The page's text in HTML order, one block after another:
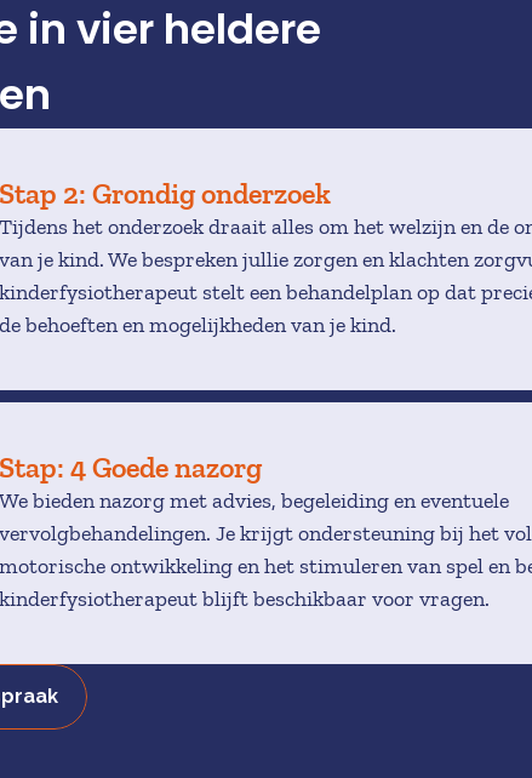
in vier heldere
Stap 2: Grondig onderzoek
Tijdens het onderzoek draait alles om het welzijn en de
van je kind. We bespreken jullie zorgen en klachten
kinderfysiotherapeut stelt een behandelplan op dat
de behoeften en mogelijkheden van je kind.
Stap: 4 Goede nazorg
We bieden nazorg met advies, begeleiding en eventuele
vervolgbehandelingen. Je krijgt ondersteuning bij het
motorische ontwikkeling en het stimuleren van spel en
kinderfysiotherapeut blijft beschikbaar voor vragen.